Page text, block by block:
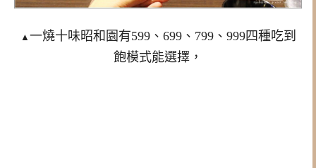
▲ 一燒十味昭和園有599、699、799、999四種吃到
飽模式能選擇，